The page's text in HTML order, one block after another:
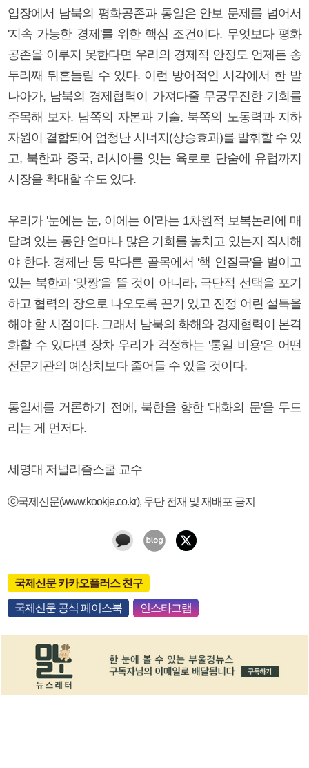
입장에서 남북의 평화공존과 통일은 안보 문제를 넘어서
'지속 가능한 경제'를 위한 핵심 조건이다. 무엇보다 평화
공존을 이루지 못한다면 우리의 경제적 안정도 언제든 송
두리째 뒤흔들릴 수 있다. 이런 방어적인 시각에서 한 발
나아가, 남북의 경제협력이 가져다줄 무궁무진한 기회를
주목해 보자. 남쪽의 자본과 기술, 북쪽의 노동력과 지하
자원이 결합되어 엄청난 시너지(상승효과)를 발휘할 수 있
고, 북한과 중국, 러시아를 잇는 육로로 단숨에 유럽까지
시장을 확대할 수도 있다.
우리가 '눈에는 눈, 이에는 이'라는 1차원적 보복논리에 매
달려 있는 동안 얼마나 많은 기회를 놓치고 있는지 직시해
야 한다. 경제난 등 막다른 골목에서 '핵 인질극'을 벌이고
있는 북한과 '맞짱'을 뜰 것이 아니라, 극단적 선택을 포기
하고 협력의 장으로 나오도록 끈기 있고 진정 어린 설득을
해야 할 시점이다. 그래서 남북의 화해와 경제협력이 본격
화할 수 있다면 장차 우리가 걱정하는 '통일 비용'은 어떤
전문기관의 예상치보다 줄어들 수 있을 것이다.
통일세를 거론하기 전에, 북한을 향한 '대화의 문'을 두드
리는 게 먼저다.
세명대 저널리즘스쿨 교수
ⓒ국제신문(www.kookje.co.kr), 무단 전재 및 재배포 금지
국제신문 카카오플러스 친구
국제신문 공식 페이스북 인스타그램